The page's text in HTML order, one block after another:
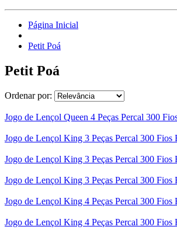
Página Inicial
Petit Poá
Petit Poá
Ordenar por:
Jogo de Lençol Queen 4 Peças Percal 300
Jogo de Lençol King 3 Peças Percal 300 Fios
Jogo de Lençol King 3 Peças Percal 300
Jogo de Lençol King 3 Peças Percal 300 Fios
Jogo de Lençol King 4 Peças Percal 300 Fios
Jogo de Lençol King 4 Peças Percal 300